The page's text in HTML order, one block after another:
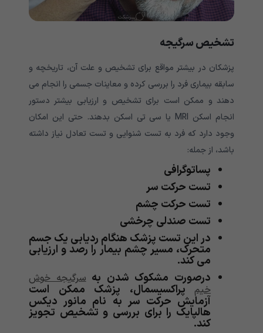
تشخیص سرگیجه
پزشکان در بیشتر مواقع برای تشخیص و علت آن، تاریخچه و
سابقه بیماری فرد را بررسی کرده و معاینات جسمی را انجام می
دهند و ممکن است برای تشخیص و ارزیابی بیشتر دستور
انجام اسکن MRI یا سی تی اسکن بدهند. حتی این امکان
وجود دارد که فرد به تست شنوایی و تست تعادل نیاز داشته
باشد، از جمله:
پساتوگرافی
تست حرکت سر
تست حرکت چشم
تست صندلی چرخشی
در این تست پزشک هنگام ردیابی یک جسم
متحرک، مسیر چشم بیمار را رصد و ارزیابی
می کند.
درصورت مشکوک شدن بهسرگیجه خوش
خیم
پراکسیسمال، پزشک ممکن است
آزمایش حرکت سر به نام مانور دیکس
هالپایک را برای بررسی و تشخیص تجویز
کند.